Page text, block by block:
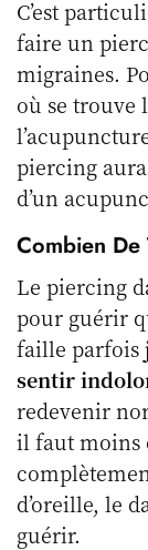
C’est
faire un
migraines.
où se trouve
piercing
d’un
Combien De
Le piercing
pour guérir
faille parfois
sentir
redevenir
il faut moins
d’oreille, le
guérir.